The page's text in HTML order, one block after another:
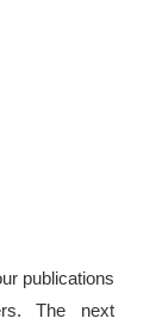
publications
The next